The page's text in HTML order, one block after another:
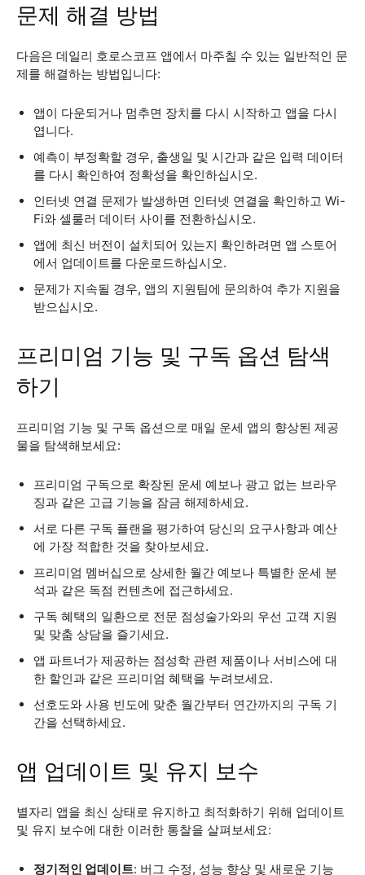
문제 해결 방법
다음은 데일리 호로스코프 앱에서 마주칠 수 있는 일반적인 문
제를 해결하는 방법입니다:
앱이 다운되거나 멈추면 장치를 다시 시작하고 앱을 다시
엽니다.
예측이 부정확할 경우, 출생일 및 시간과 같은 입력 데이터
를 다시 확인하여 정확성을 확인하십시오.
인터넷 연결 문제가 발생하면 인터넷 연결을 확인하고 Wi-
Fi와 셀룰러 데이터 사이를 전환하십시오.
앱에 최신 버전이 설치되어 있는지 확인하려면 앱 스토어
에서 업데이트를 다운로드하십시오.
문제가 지속될 경우, 앱의 지원팀에 문의하여 추가 지원을
받으십시오.
프리미엄 기능 및 구독 옵션 탐색
하기
프리미엄 기능 및 구독 옵션으로 매일 운세 앱의 향상된 제공
물을 탐색해보세요:
프리미엄 구독으로 확장된 운세 예보나 광고 없는 브라우
징과 같은 고급 기능을 잠금 해제하세요.
서로 다른 구독 플랜을 평가하여 당신의 요구사항과 예산
에 가장 적합한 것을 찾아보세요.
프리미엄 멤버십으로 상세한 월간 예보나 특별한 운세 분
석과 같은 독점 컨텐츠에 접근하세요.
구독 혜택의 일환으로 전문 점성술가와의 우선 고객 지원
및 맞춤 상담을 즐기세요.
앱 파트너가 제공하는 점성학 관련 제품이나 서비스에 대
한 할인과 같은 프리미엄 혜택을 누려보세요.
선호도와 사용 빈도에 맞춘 월간부터 연간까지의 구독 기
간을 선택하세요.
앱 업데이트 및 유지 보수
별자리 앱을 최신 상태로 유지하고 최적화하기 위해 업데이트
및 유지 보수에 대한 이러한 통찰을 살펴보세요:
정기적인 업데이트: 버그 수정, 성능 향상 및 새로운 기능